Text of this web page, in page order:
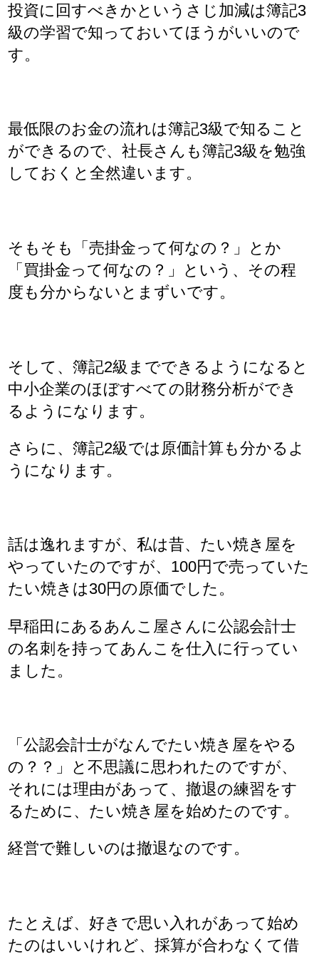
投資に回すべきかというさじ加減は簿記3
級の学習で知っておいてほうがいいので
す。
最低限のお金の流れは簿記3級で知ること
ができるので、社長さんも簿記3級を勉強
しておくと全然違います。
そもそも「売掛金って何なの？」とか
「買掛金って何なの？」という、その程
度も分からないとまずいです。
そして、簿記2級までできるようになると
中小企業のほぼすべての財務分析ができ
るようになります。
さらに、簿記2級では原価計算も分かるよ
うになります。
話は逸れますが、私は昔、たい焼き屋を
やっていたのですが、100円で売っていた
たい焼きは30円の原価でした。
早稲田にあるあんこ屋さんに公認会計士
の名刺を持ってあんこを仕入に行ってい
ました。
「公認会計士がなんでたい焼き屋をやる
の？？」と不思議に思われたのですが、
それには理由があって、撤退の練習をす
るために、たい焼き屋を始めたのです。
経営で難しいのは撤退なのです。
たとえば、好きで思い入れがあって始め
たのはいいけれど、採算が合わなくて借